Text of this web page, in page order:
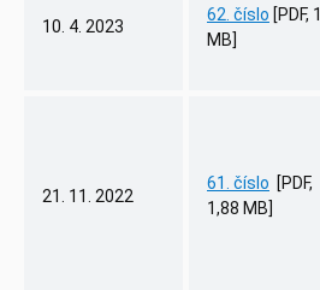
10. 4. 2023
62. číslo [PDF, 1
MB]
21. 11. 2022
61. číslo [PDF,
1,88 MB]